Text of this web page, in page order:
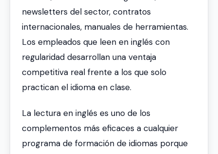
newsletters del sector, contratos
internacionales, manuales de herramientas.
Los empleados que leen en inglés con
regularidad desarrollan una ventaja
competitiva real frente a los que solo
practican el idioma en clase.
La lectura en inglés es uno de los
complementos más eficaces a cualquier
programa de formación de idiomas porque